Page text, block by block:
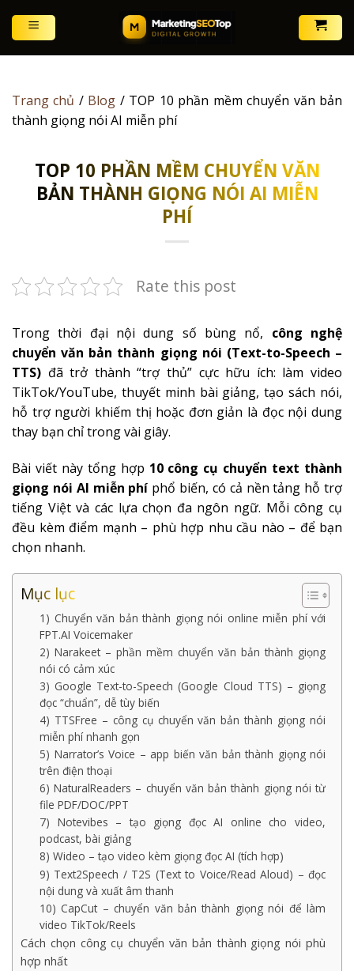
Trang chủ / Blog / TOP 10 phần mềm chuyển văn bản
thành giọng nói AI miễn phí
TOP 10 PHẦN MỀM CHUYỂN VĂN
BẢN THÀNH GIỌNG NÓI AI MIỄN
PHÍ
Rate this post
Trong thời đại nội dung số bùng nổ, công nghệ
chuyển văn bản thành giọng nói (Text-to-Speech –
TTS) đã trở thành “trợ thủ” cực hữu ích: làm video
TikTok/YouTube, thuyết minh bài giảng, tạo sách nói,
hỗ trợ người khiếm thị hoặc đơn giản là đọc nội dung
thay bạn chỉ trong vài giây.
Bài viết này tổng hợp 10 công cụ chuyển text thành
giọng nói AI miễn phí phổ biến, có cả nền tảng hỗ trợ
tiếng Việt và các lựa chọn đa ngôn ngữ. Mỗi công cụ
đều kèm điểm mạnh – phù hợp nhu cầu nào – để bạn
chọn nhanh.
Mục lục
1) Chuyển văn bản thành giọng nói online miễn phí với
FPT.AI Voicemaker
2) Narakeet – phần mềm chuyển văn bản thành giọng
nói có cảm xúc
3) Google Text-to-Speech (Google Cloud TTS) – giọng
đọc “chuẩn”, dễ tùy biến
4) TTSFree – công cụ chuyển văn bản thành giọng nói
miễn phí nhanh gọn
5) Narrator’s Voice – app biến văn bản thành giọng nói
trên điện thoại
6) NaturalReaders – chuyển văn bản thành giọng nói từ
file PDF/DOC/PPT
7) Notevibes – tạo giọng đọc AI online cho video,
podcast, bài giảng
8) Wideo – tạo video kèm giọng đọc AI (tích hợp)
9) Text2Speech / T2S (Text to Voice/Read Aloud) – đọc
nội dung và xuất âm thanh
10) CapCut – chuyển văn bản thành giọng nói để làm
video TikTok/Reels
Cách chọn công cụ chuyển văn bản thành giọng nói phù
hợp nhất